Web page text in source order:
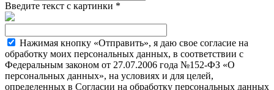
Введите текст с картинки *
Нажимая кнопку «Отправить», я даю свое согласие на
обработку моих персональных данных, в соответствии с
Федеральным законом от 27.07.2006 года №152-ФЗ «О
персональных данных», на условиях и для целей,
определенных в Согласии на обработку персональных данных